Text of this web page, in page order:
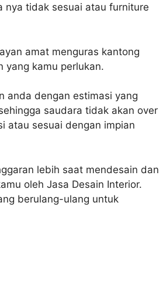
nya tidak sesuai atau furniture
amat menguras kantong
yang kamu perlukan.
anda dengan estimasi yang
saudara tidak akan over
atau sesuai dengan impian
lebih saat mendesain dan
oleh Jasa Desain Interior.
berulang-ulang untuk